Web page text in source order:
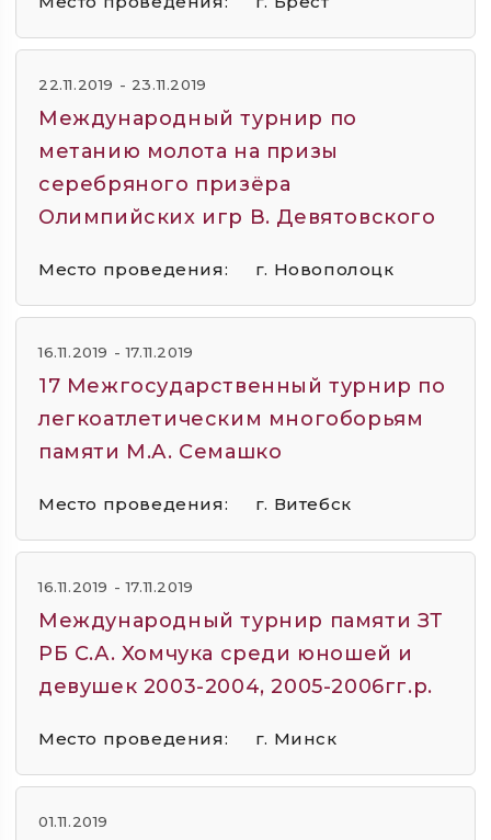
22.11.2019 - 23.11.2019
Международный турнир по
метанию молота на призы
серебряного призёра
Олимпийских игр В. Девятовского
Место проведения: г. Новополоцк
16.11.2019 - 17.11.2019
17 Межгосударственный турнир по
легкоатлетическим многоборьям
памяти М.А. Семашко
Место проведения: г. Витебск
16.11.2019 - 17.11.2019
Международный турнир памяти ЗТ
РБ С.А. Хомчука среди юношей и
девушек 2003-2004, 2005-2006гг.р.
Место проведения: г. Минск
01.11.2019